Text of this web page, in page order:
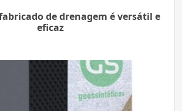
de drenagem é versátil e
eficaz